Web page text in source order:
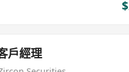
戶經理